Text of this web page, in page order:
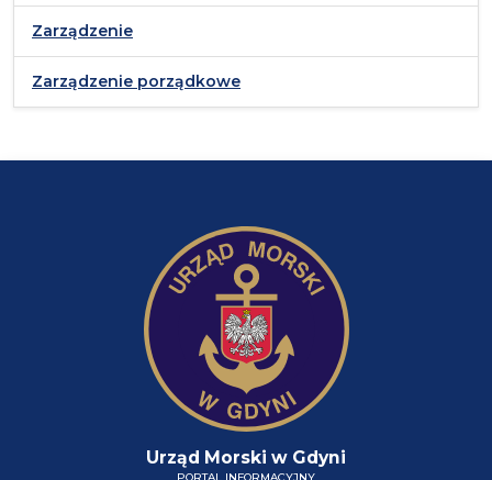
Zarządzenie
Zarządzenie porządkowe
Urząd Morski w Gdyni